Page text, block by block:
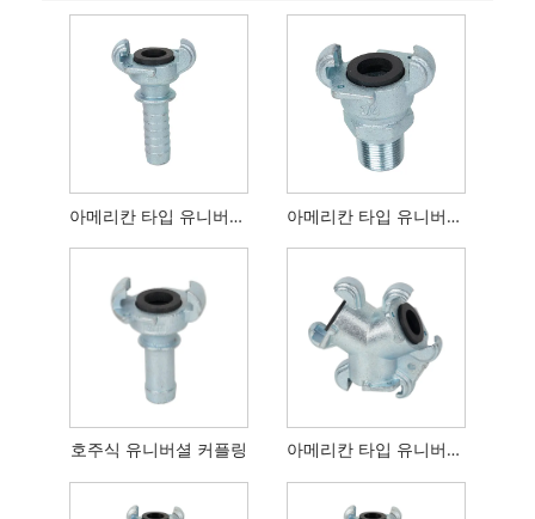
아메리칸 타입 유니버셜 커플 링 호스 엔드 아메리칸 타입 유니버셜 커플 링 수 끝
호주식 유니버셜 커플링 아메리칸 타입 유니버셜 커플링 3방향 커넥터